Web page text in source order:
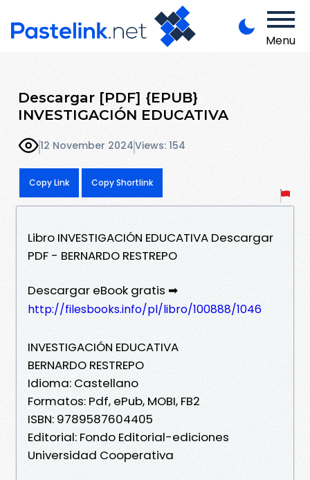
Menu
Descargar [PDF] {EPUB}
INVESTIGACIÓN EDUCATIVA
12 November 2024Views: 154
Copy Link Copy Shortlink
Libro INVESTIGACIÓN EDUCATIVA Descargar
PDF - BERNARDO RESTREPO
Descargar eBook gratis ➡
http://filesbooks.info/pl/libro/100888/1046
INVESTIGACIÓN EDUCATIVA
BERNARDO RESTREPO
Idioma: Castellano
Formatos: Pdf, ePub, MOBI, FB2
ISBN: 9789587604405
Editorial: Fondo Editorial-ediciones
Universidad Cooperativa